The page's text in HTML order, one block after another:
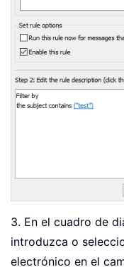
3. En el cuadro de
introduzca o
electrónico en el